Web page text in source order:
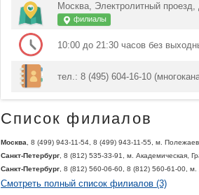
Москва, Электролитный
филиалы
10:00 до 21:30 часов без
тел.: 8 (495) 604-16-10
Список филиалов
Москва, 8 (499) 943-11-54, 8 (499) 943-11-55, м.
Санкт-Петербург, 8 (812) 535-33-91, м. Академическая,
Санкт-Петербург, 8 (812) 560-06-60, 8 (812) 560-61-00, м.
Смотреть полный список филиалов (3)